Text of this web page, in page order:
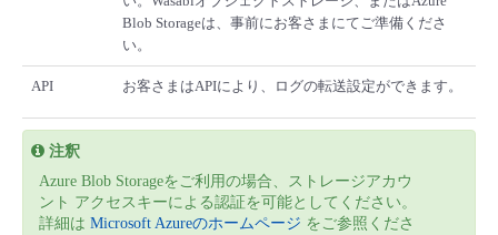
■ 基本構築ガイド
- クラウド / サーバー
- Flexible InterConnect
Blob Storageは、事前にお客さまにてご準備くださ
い。
API お客さまはAPIにより、ログの転送設定ができます。
注釈
Azure Blob Storageをご利用の場合、ストレージアカウ
ント アクセスキーによる認証を可能としてください。
詳細は Microsoft Azureのホームページ をご参照くださ